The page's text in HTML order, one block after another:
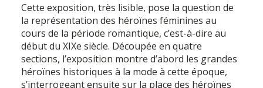
Cette exposition, très lisible, pose la question de
la représentation des héroïnes féminines au
cours de la période romantique, c’est-à-dire au
début du XIXe siècle. Découpée en quatre
sections, l’exposition montre d’abord les grandes
héroïnes historiques à la mode à cette époque,
s’interrogeant ensuite sur la place des héroïnes